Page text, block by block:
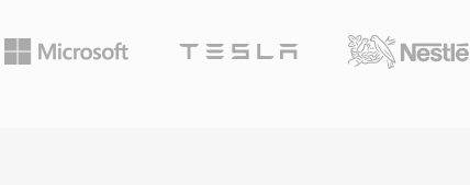
(ATSC) e nello
surround